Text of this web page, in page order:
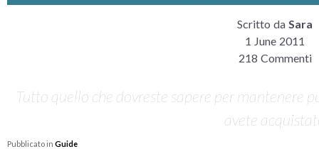
Scritto da Sara
1 June 2011
218 Commenti
Tutto quello che dovreste sapere per mantenere
avete
Pubblicato in Guide